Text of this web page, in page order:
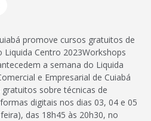
promove cursos gratuitos de
Centro 2023Workshops
a semana do Liquida
e Empresarial de Cuiabá
gratuitos sobre técnicas de
digitais nos dias 03, 04 e 05
das 18h45 às 20h30, no